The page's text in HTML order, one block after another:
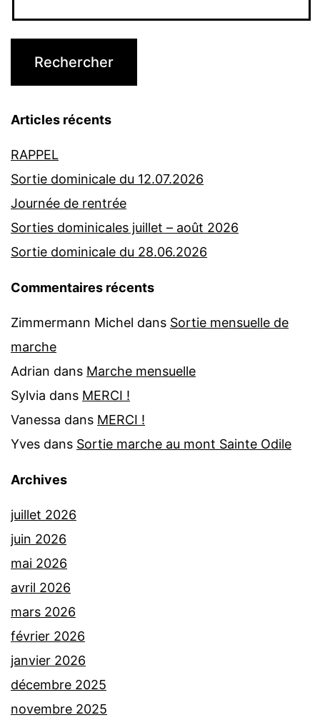
Articles récents
RAPPEL
Sortie dominicale du 12.07.2026
Journée de rentrée
Sorties dominicales juillet – août 2026
Sortie dominicale du 28.06.2026
Commentaires récents
Zimmermann Michel dans Sortie mensuelle de
marche
Adrian dans Marche mensuelle
Sylvia dans MERCI !
Vanessa dans MERCI !
Yves dans Sortie marche au mont Sainte Odile
Archives
juillet 2026
juin 2026
mai 2026
avril 2026
mars 2026
février 2026
janvier 2026
décembre 2025
novembre 2025